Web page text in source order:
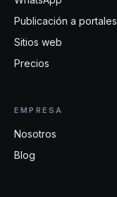
Publicación a portales
Sitios web
Precios
EMPRESA
Nosotros
Blog